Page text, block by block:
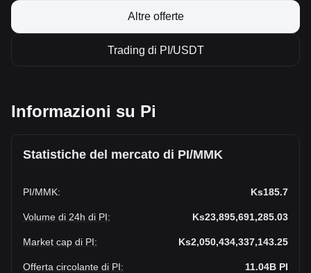
Altre offerte
Trading di PI/USDT
Informazioni su Pi
Statistiche del mercato di PI/MMK
PI/MMK: Ks185.7
Volume di 24h di PI: Ks23,895,691,285.03
Market cap di PI: Ks2,050,434,337,143.25
Offerta circolante di PI: 11.04B PI